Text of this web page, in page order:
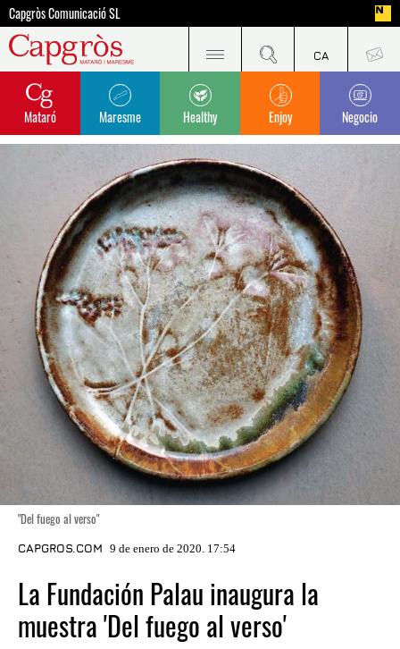
Capgròs Comunicació SL
Mataró Maresme Healthy Enjoy Negocio
"Del fuego al verso"
CAPGROS.COM 9 de enero de 2020. 17:54
La Fundación Palau inaugura la
muestra 'Del fuego al verso'